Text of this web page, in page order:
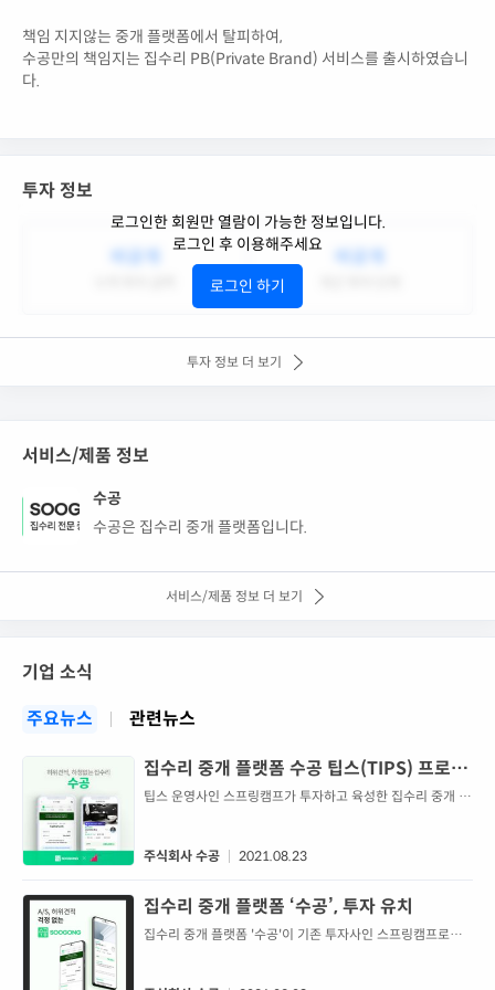
책임 지지않는 중개 플랫폼에서 탈피하여,
수공만의 책임지는 집수리 PB(Private Brand) 서비스를 출시하였습니
다.
투자 정보
로그인한 회원만 열람이 가능한 정보입니다.
로그인 후 이용해주세요
로그인 하기
투자 정보 더 보기
서비스/제품 정보
수공
수공은 집수리 중개 플랫폼입니다.
서비스/제품 정보 더 보기
기업 소식
주요뉴스
관련뉴스
집수리 중개 플랫폼 수공 팁스(TIPS) 프로그
램 선정
팁스 운영사인 스프링캠프가 투자하고 육성한 집수리 중개 플
주도형 기술창업 지원 프로그램으로, 우수한 기술을 보유한 유
대 7억의 연구개발 비용을 지원하는 스타트업 육성 프로그램
이다. 수공은 머신러닝 기술을 활용하여, 38개 업종 182개 세
부 수리 분야의 전문 시공업체와 고...
주식회사 수공 2021.08.23
집수리 중개 플랫폼 ‘수공’, 투자 유치
집수리 중개 플랫폼 '수공'이 기존 투자사인 스프링캠프로부